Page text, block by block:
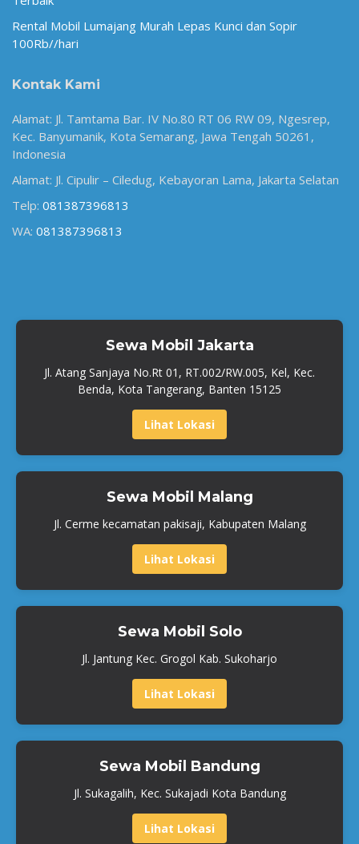
Rental Mobil Lumajang Murah Lepas Kunci dan Sopir
100Rb//hari
Kontak Kami
Alamat: Jl. Tamtama Bar. IV No.80 RT 06 RW 09, Ngesrep,
Kec. Banyumanik, Kota Semarang, Jawa Tengah 50261,
Indonesia
Alamat: Jl. Cipulir – Ciledug, Kebayoran Lama, Jakarta Selatan
Telp: 081387396813
WA: 081387396813
Sewa Mobil Jakarta
Jl. Atang Sanjaya No.Rt 01, RT.002/RW.005, Kel, Kec.
Benda, Kota Tangerang, Banten 15125
Lihat Lokasi
Sewa Mobil Malang
Jl. Cerme kecamatan pakisaji, Kabupaten Malang
Lihat Lokasi
Sewa Mobil Solo
Jl. Jantung Kec. Grogol Kab. Sukoharjo
Lihat Lokasi
Sewa Mobil Bandung
Jl. Sukagalih, Kec. Sukajadi Kota Bandung
Lihat Lokasi